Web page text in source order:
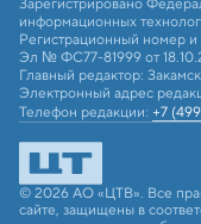
информационных
Регистрационный номер и
Эл № ФС77-81999 от
Главный редактор:
Электронный адрес
Телефон редакции: +7
© 2026 АО «ЦТВ». Все
сайте, защищены в